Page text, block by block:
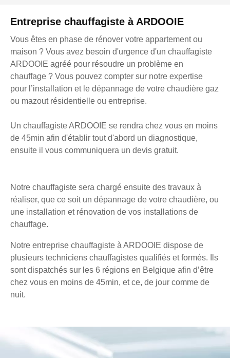
Entreprise chauffagiste à ARDOOIE
Vous êtes en phase de rénover votre appartement ou
maison ? Vous avez besoin d'urgence d'un chauffagiste
ARDOOIE agréé pour résoudre un problème en
chauffage ? Vous pouvez compter sur notre expertise
pour l’installation et le dépannage de votre chaudière gaz
ou mazout résidentielle ou entreprise.
Un chauffagiste ARDOOIE se rendra chez vous en moins
de 45min afin d'établir tout d'abord un diagnostique,
ensuite il vous communiquera un devis gratuit.
Notre chauffagiste sera chargé ensuite des travaux à
réaliser, que ce soit un dépannage de votre chaudière, ou
une installation et rénovation de vos installations de
chauffage.
Notre entreprise chauffagiste à ARDOOIE dispose de
plusieurs techniciens chauffagistes qualifiés et formés. Ils
sont dispatchés sur les 6 régions en Belgique afin d’être
chez vous en moins de 45min, et ce, de jour comme de
nuit.